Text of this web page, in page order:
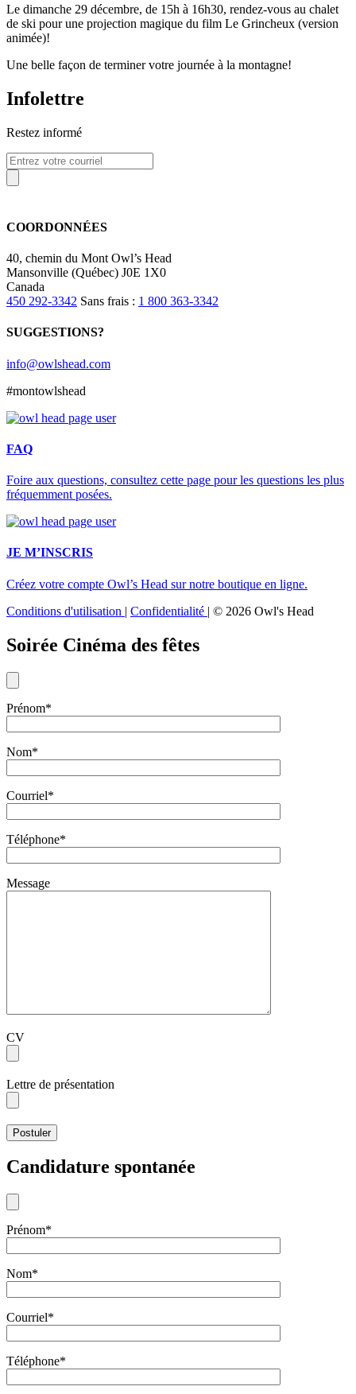
Le dimanche 29 décembre, de 15h à 16h30, rendez-vous au chalet
de ski pour une projection magique du film Le Grincheux (version
animée)!
Une belle façon de terminer votre journée à la montagne!
Infolettre
Restez informé
COORDONNÉES
40, chemin du Mont Owl’s Head
Mansonville (Québec) J0E 1X0
Canada
450 292-3342 Sans frais : 1 800 363-3342
SUGGESTIONS?
info@owlshead.com
#montowlshead
FAQ
Foire aux questions, consultez cette page pour les questions les plus
fréquemment posées.
JE M’INSCRIS
Créez votre compte Owl’s Head sur notre boutique en ligne.
Conditions d'utilisation | Confidentialité | © 2026 Owl's Head
Soirée Cinéma des fêtes
Prénom*
Nom*
Courriel*
Téléphone*
Message
CV
Lettre de présentation
Candidature spontanée
Prénom*
Nom*
Courriel*
Téléphone*